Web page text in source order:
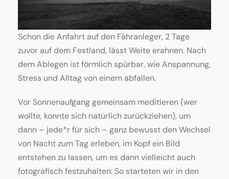
Schon die Anfahrt auf den Fähranleger, 2 Tage
zuvor auf dem Festland, lässt Weite erahnen. Nach
dem Ablegen ist förmlich spürbar, wie Anspannung,
Stress und Alltag von einem abfallen.
Vor Sonnenaufgang gemeinsam meditieren (wer
wollte, konnte sich natürlich zurückziehen), um
dann – jede*r für sich – ganz bewusst den Wechsel
von Nacht zum Tag erleben, im Kopf ein Bild
entstehen zu lassen, um es dann vielleicht auch
fotografisch festzuhalten: So starteten wir in den